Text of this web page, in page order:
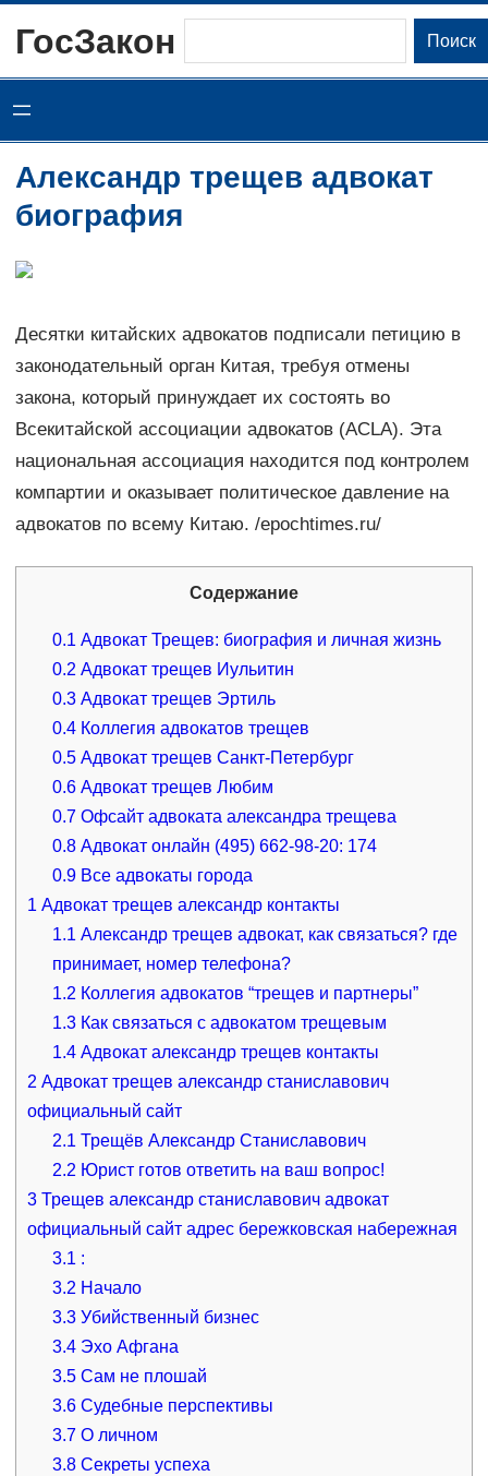
содержимому
ГосЗакон Поиск
Александр трещев адвокат
биография
Десятки китайских адвокатов подписали петицию в
законодательный орган Китая, требуя отмены
закона, который принуждает их состоять во
Всекитайской ассоциации адвокатов (ACLA). Эта
национальная ассоциация находится под контролем
компартии и оказывает политическое давление на
адвокатов по всему Китаю. /epochtimes.ru/
Содержание
0.1 Адвокат Трещев: биография и личная жизнь
0.2 Адвокат трещев Иульитин
0.3 Адвокат трещев Эртиль
0.4 Коллегия адвокатов трещев
0.5 Адвокат трещев Санкт-Петербург
0.6 Адвокат трещев Любим
0.7 Офсайт адвоката александра трещева
0.8 Адвокат онлайн (495) 662-98-20: 174
0.9 Все адвокаты города
1 Адвокат трещев александр контакты
1.1 Александр трещев адвокат, как связаться? где
принимает, номер телефона?
1.2 Коллегия адвокатов “трещев и партнеры”
1.3 Как связаться с адвокатом трещевым
1.4 Адвокат александр трещев контакты
2 Адвокат трещев александр станиславович
официальный сайт
2.1 Трещёв Александр Станиславович
2.2 Юрист готов ответить на ваш вопрос!
3Трещев александр станиславович адвокат
официальный сайт адрес бережковская набережная
3.1 :
3.2 Начало
3.3 Убийственный бизнес
3.4 Эхо Афгана
3.5 Сам не плошай
3.6 Судебные перспективы
3.7 О личном
3.8 Секреты успеха